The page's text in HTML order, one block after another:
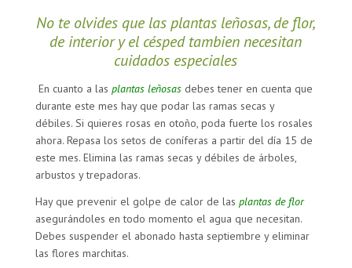
No te olvides que las plantas leñosas, de flor,
de interior y el césped tambien necesitan
cuidados especiales
En cuanto a lasplantas leñosas debes tener en cuenta que
durante este mes hay que podar las ramas secas y
débiles. Si quieres rosas en otoño, poda fuerte los rosales
ahora. Repasa los setos de coníferas a partir del día 15 de
este mes. Elimina las ramas secas y débiles de árboles,
arbustos y trepadoras.
Hay que prevenir el golpe de calor de lasplantas de flor
asegurándoles en todo momento el agua que necesitan.
Debes suspender el abonado hasta septiembre y eliminar
las flores marchitas.